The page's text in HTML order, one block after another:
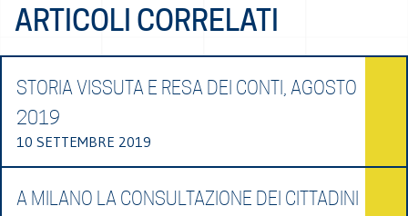
ARTICOLI CORRELATI
STORIA VISSUTA E RESA DEI CONTI, AGOSTO
2019
10 SETTEMBRE 2019
A MILANO LA CONSULTAZIONE DEI CITTADINI